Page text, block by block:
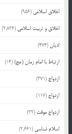
اخلاق اسلامی (956)
اخلاق و تربیت اسلامی (2,836)
ادیان(474)
ارتباط با امام زمان (عج)(14)
ازدواج (371)
ازدواج (117)
ازدواج موقت (32)
اسلام شناسی (2,661)